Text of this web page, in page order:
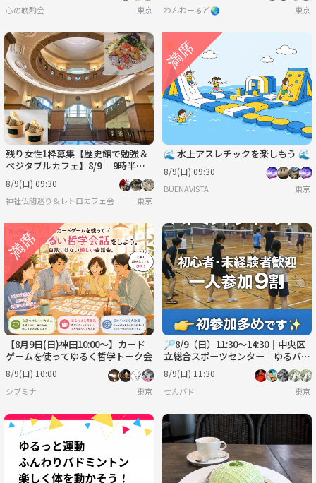
心の晩酌会 東京 わんわーるど🌏 東京
残り女性1枠募集【歴史館で勉強＆
ベジタブルカフェ】8/9 9時半
白金台 港区立郷土歴史館【常連の
方参加費還元】
8/9(日) 09:30
神社仏閣巡り＆レトロカフェ会 東京
🌊 水上アスレチックを楽しもう 🌊
8/9(日) 09:30
BUENAVISTA 東京
【8月9日(日)神田10:00～】カード
ゲームを使ってゆるく哲学トーク会
8/9(日) 10:00
シブミナ 東京
🏸8/9（日）11:30〜14:30｜中央区
立総合スポーツセンター｜ゆるバド
ミントン🏸
8/9(日) 11:30
せんバド 東京